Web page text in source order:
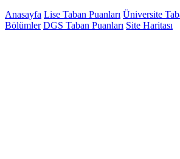
Anasayfa Lise Taban Puanları Üniversite
Bölümler DGS Taban Puanları Site Haritası